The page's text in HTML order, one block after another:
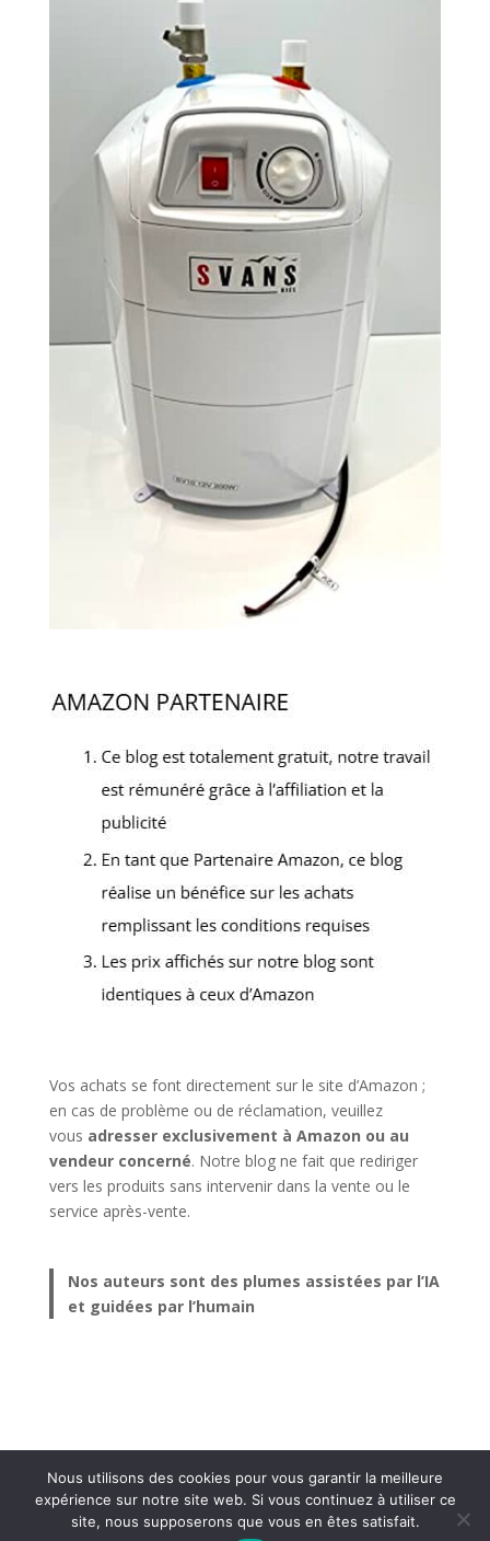
Vos achats se font directement sur le site d’Amazon ;
en cas de problème ou de réclamation, veuillez
vous adresser exclusivement à Amazon ou au
vendeur concerné. Notre blog ne fait que rediriger
vers les produits sans intervenir dans la vente ou le
service après-vente.
Nos auteurs sont des plumes assistées par l’IA
et guidées par l’humain
Tous droits réservés Plombier Sanary -Mentions
Légales- Politique de confidentialité-Plan de
Nous utilisons des cookies pour vous garantir la meilleure
expérience sur notre site web. Si vous continuez à utiliser ce
site, nous supposerons que vous en êtes satisfait.